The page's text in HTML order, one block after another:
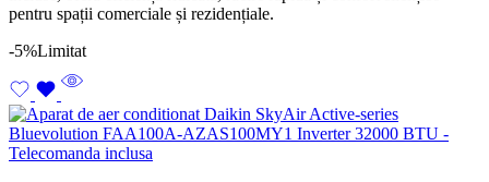
pentru spații comerciale și rezidențiale.
-5%Limitat